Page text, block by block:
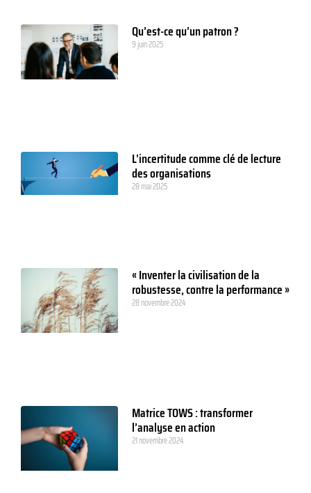
Qu’est-ce qu’un patron ?
9 juin 2025
L’incertitude comme clé de lecture
des organisations
28 mai 2025
« Inventer la civilisation de la
robustesse, contre la performance »
28 novembre 2024
Matrice TOWS : transformer
l’analyse en action
21 novembre 2024